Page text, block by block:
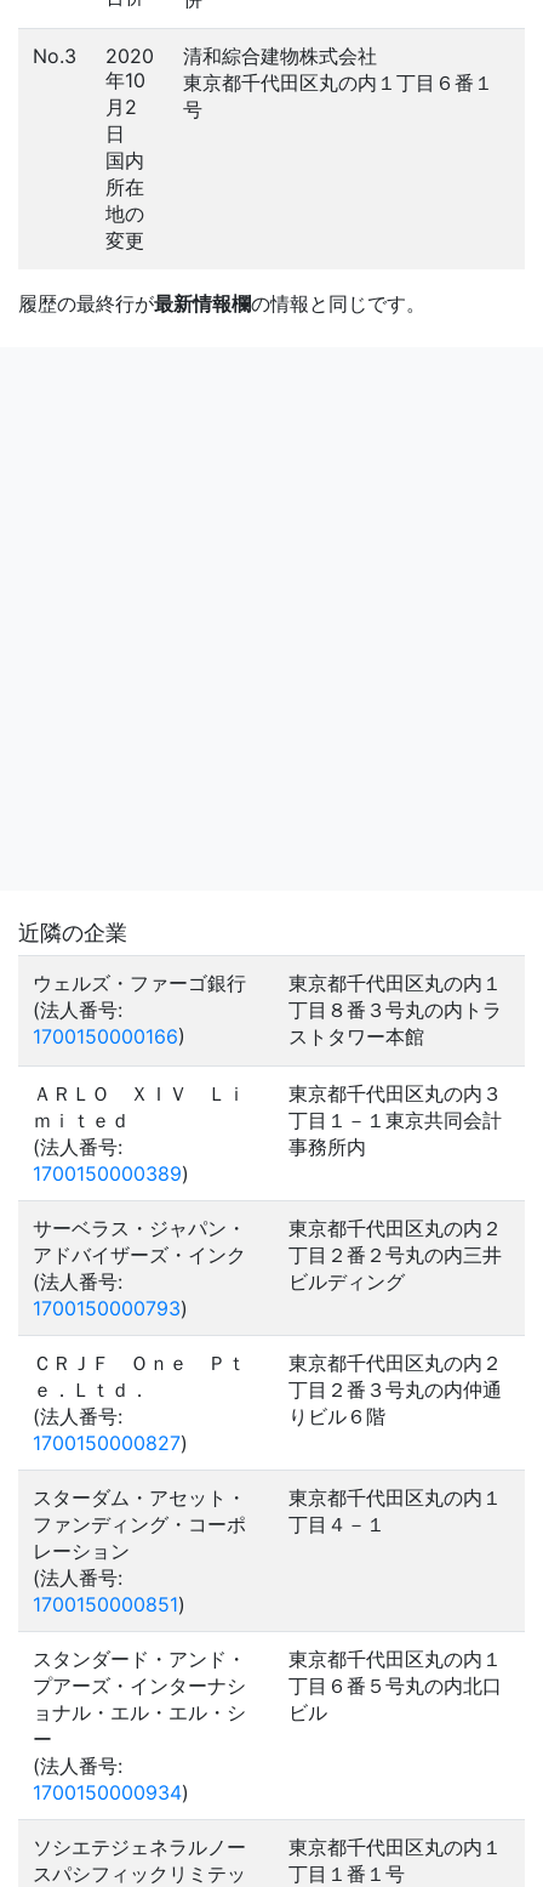
No.3
2020
年10
月2
日
国内
所在
地の
変更
清和綜合建物株式会社
東京都千代田区丸の内１丁目６番１
号
履歴の最終行が最新情報欄の情報と同じです。
近隣の企業
ウェルズ・ファーゴ銀行
(法人番号:
1700150000166)
東京都千代田区丸の内１
丁目８番３号丸の内トラ
ストタワー本館
ＡＲＬＯ ＸＩＶ Ｌｉ
ｍｉｔｅｄ
(法人番号:
1700150000389)
東京都千代田区丸の内３
丁目１－１東京共同会計
事務所内
サーベラス・ジャパン・
アドバイザーズ・インク
(法人番号:
1700150000793)
東京都千代田区丸の内２
丁目２番２号丸の内三井
ビルディング
ＣＲＪＦ Ｏｎｅ Ｐｔ
ｅ．Ｌｔｄ．
(法人番号:
1700150000827)
東京都千代田区丸の内２
丁目２番３号丸の内仲通
りビル６階
スターダム・アセット・
ファンディング・コーポ
レーション
(法人番号:
1700150000851)
東京都千代田区丸の内１
丁目４－１
スタンダード・アンド・
プアーズ・インターナシ
ョナル・エル・エル・シ
ー
(法人番号:
1700150000934)
東京都千代田区丸の内１
丁目６番５号丸の内北口
ビル
ソシエテジェネラルノー
スパシフィックリミテッ
東京都千代田区丸の内１
丁目１番１号